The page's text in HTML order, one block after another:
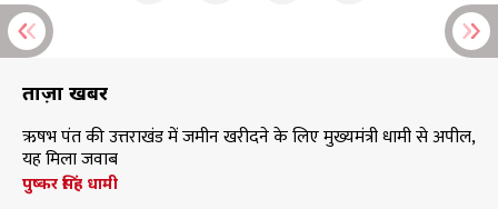
ताज़ा खबरें
ऋषभ पंत की उत्तराखंड में जमीन खरीदने के लिए मुख्यमंत्री धामी से अपील,
यह मिला जवाब
पुष्कर सिंह धामी